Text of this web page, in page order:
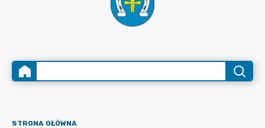
STRONA GŁÓWNA